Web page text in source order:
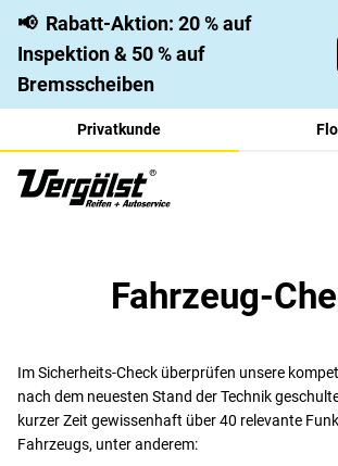
📢 Rabatt-Aktion: 20 % auf
Inspektion & 50 % auf
Bremsscheiben
Privatkunde
Fahrzeug-
Im Sicherheits-Check überprüfen unsere
nach dem neuesten Stand der Technik
kurzer Zeit gewissenhaft über 40 relevante
Fahrzeugs, unter anderem: